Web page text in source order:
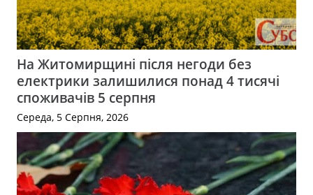
На Житомирщині після негоди без
електрики залишилися понад 4 тисячі
споживачів 5 серпня
Середа, 5 Серпня, 2026